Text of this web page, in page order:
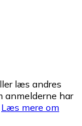
læs andres
anmelderne har
Læs mere om